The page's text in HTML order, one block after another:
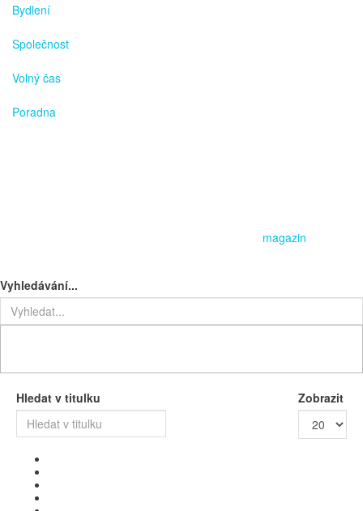
Bydlení
Společnost
Volný čas
Poradna
magazin
Vyhledávání...
Hledat v titulku Zobrazit